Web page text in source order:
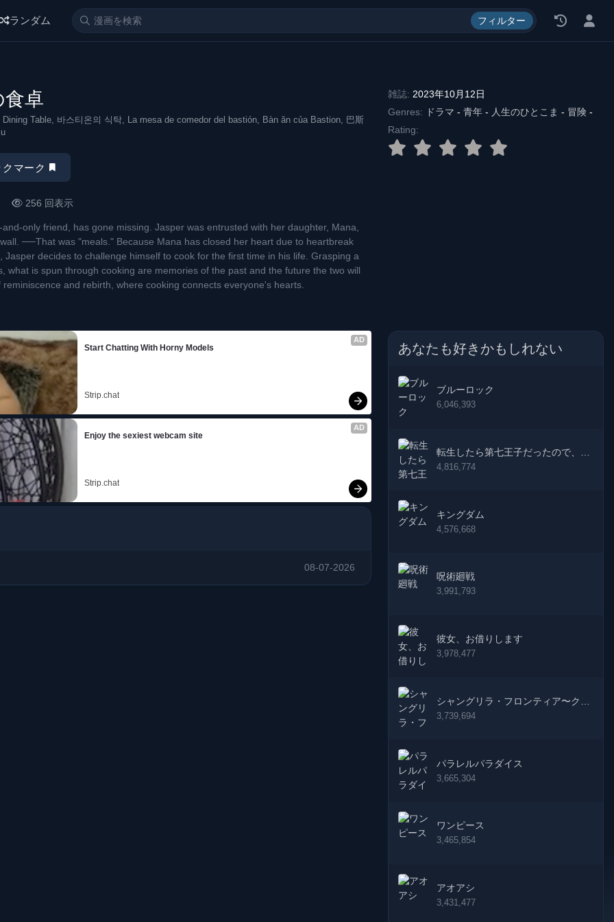
ランダム フィルター
卓
Table, 바스티온의 식탁, La mesa de comedor del bastión, Bàn ăn của Bastion, 巴斯
マーク
256 回表示
only friend, has gone missing. Jasper was entrusted with her daughter, Mana,
──That was "meals." Because Mana has closed her heart due to heartbreak
Jasper decides to challenge himself to cook for the first time in his life. Grasping a
what is spun through cooking are memories of the past and the future the two will
and rebirth, where cooking connects everyone's hearts.
雑誌: 2023年10月12日
Genres:
ドラマ - 青年- 人生のひとこま - 冒険 -
Rating:
AD
Start Chatting With Horny Models
Strip.chat
AD
Enjoy the sexiest webcam site
Strip.chat
08-07-2026
あなたも好きかもしれない
ブルーロック
6,046,393
転生したら第七王子だったので、気
ままに魔術を極めます
4,816,774
キングダム
4,576,668
呪術廻戦
3,991,793
彼女、お借りします
3,978,477
シャングリラ・フロンティア〜クソ
ゲーハンター、神ゲーに挑まんと
3,739,694
パラレルパラダイス
3,665,304
ワンピース
3,465,854
アオアシ
3,431,477
マンガ, 漫画ばんく, エロ アニメ, 無料 漫画, アダルト, 漫画 無料, エロ漫画, 漫画 ロウ